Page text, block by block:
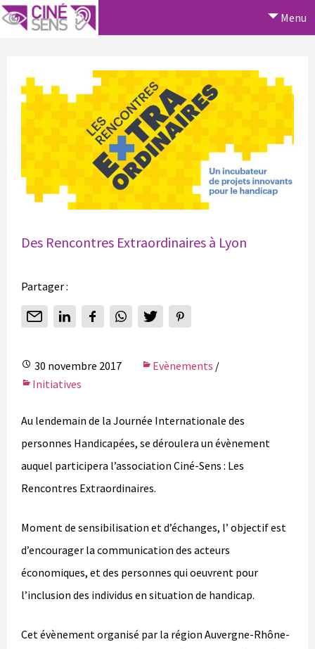
Menu
Des Rencontres Extraordinaires à Lyon
Partager :
30 novembre 2017 Evènements /
Initiatives
Au lendemain de la Journée Internationale des
personnes Handicapées, se déroulera un évènement
auquel participera l’association Ciné-Sens : Les
Rencontres Extraordinaires.
Moment de sensibilisation et d’échanges, l’ objectif est
d’encourager la communication des acteurs
économiques, et des personnes qui oeuvrent pour
l’inclusion des individus en situation de handicap.
Cet évènement organisé par la région Auvergne-Rhône-